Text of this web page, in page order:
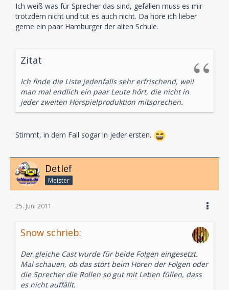
Ich weiß was für Sprecher das sind, gefallen muss es mir
trotzdem nicht und tut es auch nicht. Da höre ich lieber
gerne ein paar Hamburger der alten Schule.
Zitat
Ich finde die Liste jedenfalls sehr erfrischend, weil
man mal endlich ein paar Leute hört, die nicht in
jeder zweiten Hörspielproduktion mitsprechen.
Stimmt, in dem Fall sogar in jeder ersten.
Detlef
Meister
25. Juni 2011
Snow schrieb:
Der gleiche Cast wurde für beide Folgen eingesetzt.
Mal schauen, ob das stört beim Hören der Folgen oder
die Sprecher die Rollen so gut mit Leben füllen, dass
es nicht auffällt.